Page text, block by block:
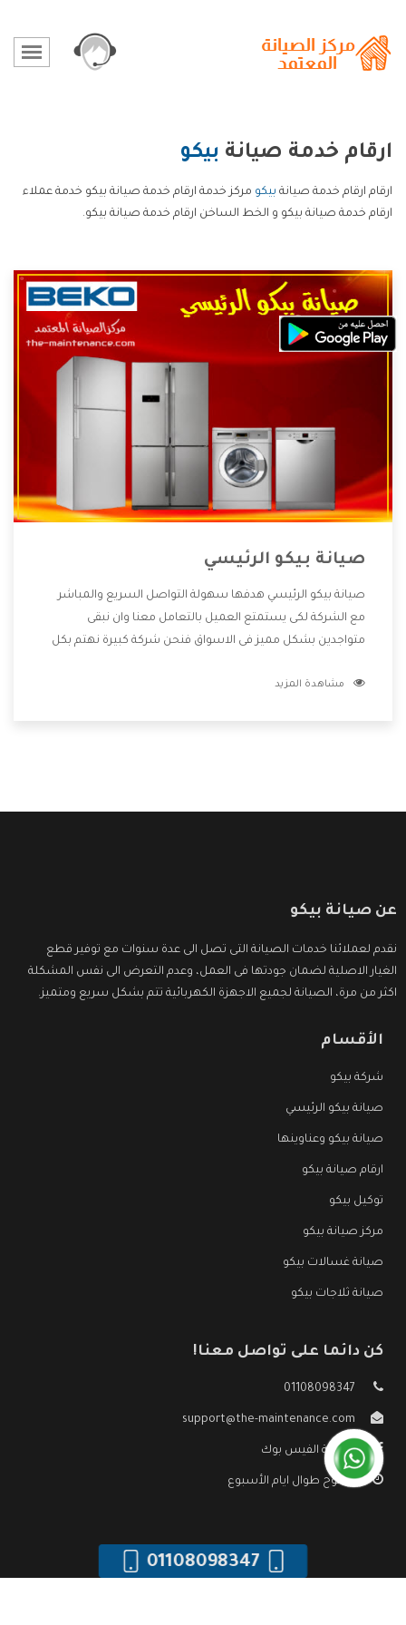
ارقام خدمة صيانة بيكو
ارقام ارقام خدمة صيانة بيكو مركز خدمة ارقام خدمة صيانة بيكو خدمة عملاء
ارقام خدمة صيانة بيكو و الخط الساخن ارقام خدمة صيانة بيكو.
صيانة بيكو الرئيسي
صيانة بيكو الرئيسي هدفها سهولة التواصل السريع والمباشر
مع الشركة لكى يستمتع العميل بالتعامل معنا وان نبقى
متواجدين بشكل مميز فى الاسواق فنحن شركة كبيرة نهتم بكل
الشركة بها والتى تكون منها خدمة الصيانة التى تكون من أهم
مشاهدة المزيد
عن صيانة بيكو
نقدم لعملائنا خدمات الصيانة التى تصل الى عدة سنوات مع توفير قطع
الغيار الاصلية لضمان جودتها فى العمل، وعدم التعرض الى نفس المشكلة
اكثر من مرة، الصيانة لجميع الاجهزة الكهربائية تتم بشكل سريع ومتميز.
الأقسام
شركة بيكو
صيانة بيكو الرئيسي
صيانة بيكو وعناوينها
ارقام صيانة بيكو
توكيل بيكو
مركز صيانة بيكو
صيانة غسالات بيكو
صيانة ثلاجات بيكو
كن دائما على تواصل معنا!
01108098347
support@the-maintenance.com
صفحة الفيس بوك
مفتوح طوال ايام الأسبوع
01108098347